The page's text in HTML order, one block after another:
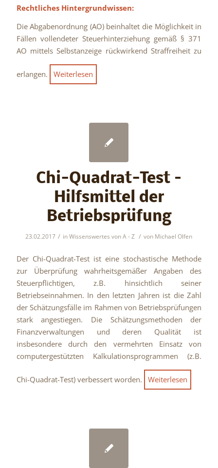
Rechtliches Hintergrundwissen:
Die Abgabenordnung (AO) beinhaltet die Möglichkeit in
Fällen vollendeter Steuerhinterziehung gemäß § 371
AO mittels Selbstanzeige rückwirkend Straffreiheit zu
erlangen. Weiterlesen
Chi-Quadrat-Test –
Hilfsmittel der
Betriebsprüfung
23.02.2017 / inWissenswertes von A - Z / von Michael Olfen
Der Chi-Quadrat-Test ist eine stochastische Methode
zur Überprüfung wahrheitsgemäßer Angaben des
Steuerpflichtigen, z.B. hinsichtlich seiner
Betriebseinnahmen. In den letzten Jahren ist die Zahl
der Schätzungsfälle im Rahmen von Betriebsprüfungen
stark angestiegen. Die Schätzungsmethoden der
Finanzverwaltungen und deren Qualität ist
insbesondere durch den vermehrten Einsatz von
computergestützten Kalkulationsprogrammen (z.B.
Chi-Quadrat-Test) verbessert worden. Weiterlesen